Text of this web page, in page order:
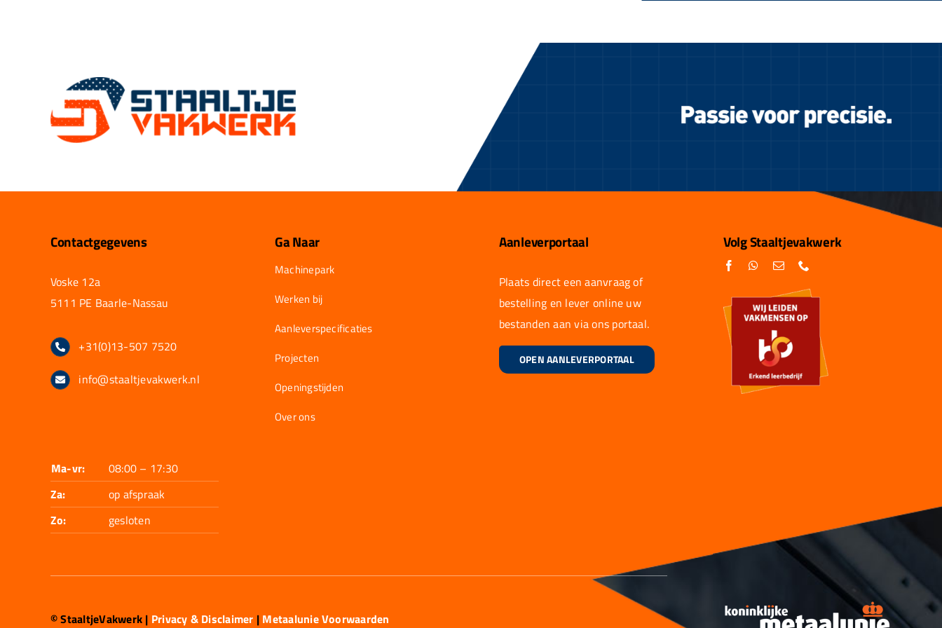
Contactgegevens
Voske 12a
5111 PE Baarle-Nassau
+31(0)13-507 7520
info@staaltjevakwerk.nl
Ma-vr:
08:00 – 17:30
Za:
op afspraak
Zo:
gesloten
Ga Naar
Machinepark
Werken bij
Aanleverspecificaties
Projecten
Openingstijden
Over ons
Aanleverportaal
Plaats direct een aanvraag of
bestelling en lever online uw
bestanden aan via ons portaal.
OPEN AANLEVERPORTAAL
Volg Staaltjevakwerk
© StaaltjeVakwerk | Privacy & Disclaimer | Metaalunie Voorwaarden